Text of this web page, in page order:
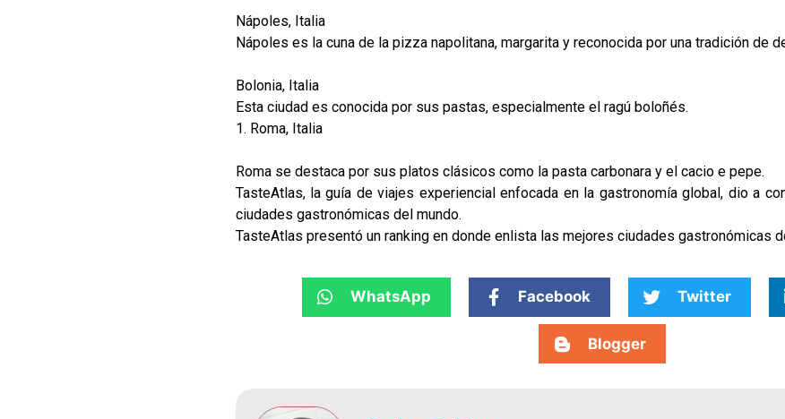
Nápoles, Italia
Nápoles es la cuna de la pizza napolitana, margarita y reconocida por una tradición de
Bolonia, Italia
Esta ciudad es conocida por sus pastas, especialmente el ragú boloñés.
1. Roma, Italia
Roma se destaca por sus platos clásicos como la pasta carbonara y el cacio e pepe.
TasteAtlas, la guía de viajes experiencial enfocada en la gastronomía global, dio a
ciudades gastronómicas del mundo.
TasteAtlas presentó un ranking en donde enlista las mejores ciudades gastronómicas
WhatsApp Facebook Twitter
Blogger